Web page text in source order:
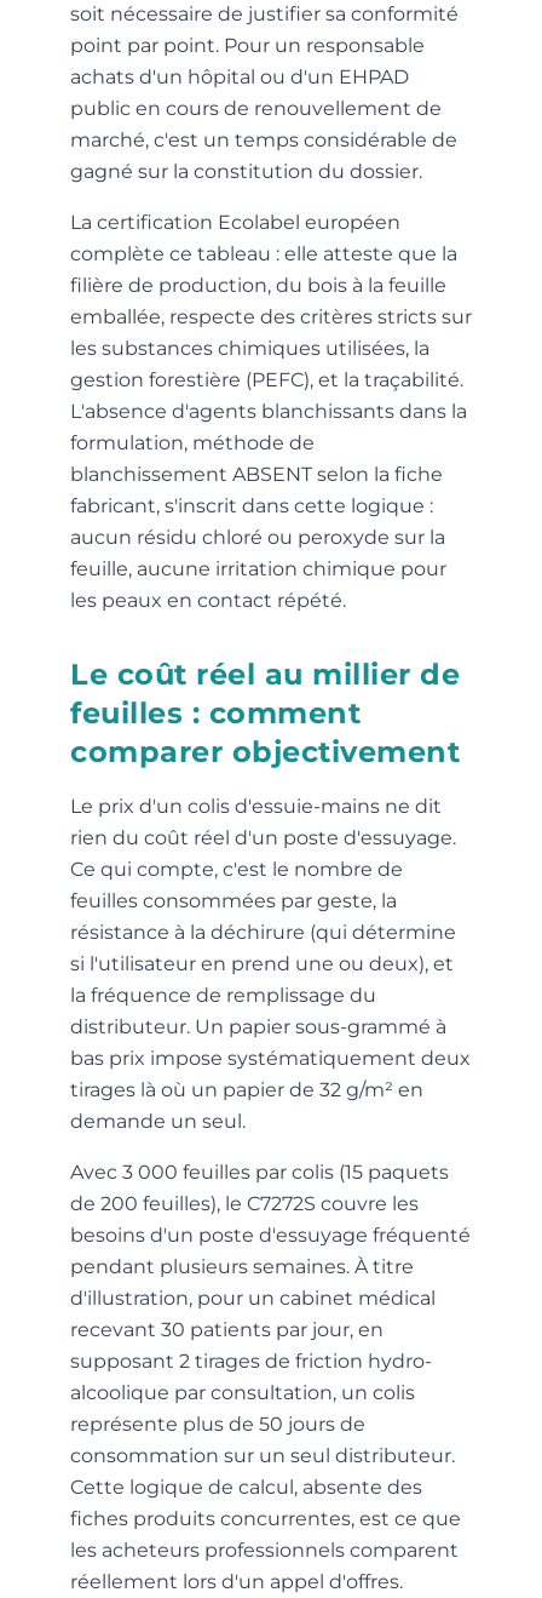
soit nécessaire de justifier sa conformité
point par point. Pour un responsable
achats d'un hôpital ou d'un EHPAD
public en cours de renouvellement de
marché, c'est un temps considérable de
gagné sur la constitution du dossier.
La certification Ecolabel européen
complète ce tableau : elle atteste que la
filière de production, du bois à la feuille
emballée, respecte des critères stricts sur
les substances chimiques utilisées, la
gestion forestière (PEFC), et la traçabilité.
L'absence d'agents blanchissants dans la
formulation, méthode de
blanchissement ABSENT selon la fiche
fabricant, s'inscrit dans cette logique :
aucun résidu chloré ou peroxyde sur la
feuille, aucune irritation chimique pour
les peaux en contact répété.
Le coût réel au millier de
feuilles : comment
comparer objectivement
Le prix d'un colis d'essuie-mains ne dit
rien du coût réel d'un poste d'essuyage.
Ce qui compte, c'est le nombre de
feuilles consommées par geste, la
résistance à la déchirure (qui détermine
si l'utilisateur en prend une ou deux), et
la fréquence de remplissage du
distributeur. Un papier sous-grammé à
bas prix impose systématiquement deux
tirages là où un papier de 32 g/m² en
demande un seul.
Avec 3 000 feuilles par colis (15 paquets
de 200 feuilles), le C7272S couvre les
besoins d'un poste d'essuyage fréquenté
pendant plusieurs semaines. À titre
d'illustration, pour un cabinet médical
recevant 30 patients par jour, en
supposant 2 tirages de friction hydro-
alcoolique par consultation, un colis
représente plus de 50 jours de
consommation sur un seul distributeur.
Cette logique de calcul, absente des
fiches produits concurrentes, est ce que
les acheteurs professionnels comparent
réellement lors d'un appel d'offres.